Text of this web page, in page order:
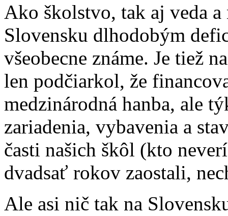
Ako školstvo, tak aj veda
Slovensku dlhodobým
všeobecne známe. Je tiež
len podčiarkol, že
medzinárodná hanba, ale
zariadenia, vybavenia a
časti našich škôl (kto
dvadsať rokov zaostali,
Ale asi nič tak na